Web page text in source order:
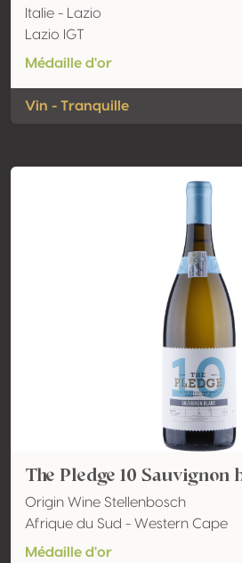
Italie - Lazio
Lazio IGT
Médaille d'or
Vin - Tranquille
The Pledge 10 Sauvignon
Origin Wine Stellenbosch
Afrique du Sud - Western Cape
Médaille d'or